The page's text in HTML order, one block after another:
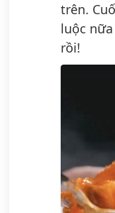
trên.
luộc
rồi!